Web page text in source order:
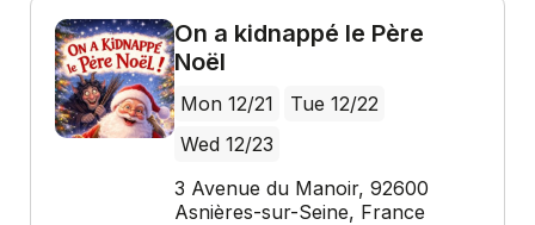
On a kidnappé le Père
Noël
Mon 12/21
Tue 12/22
Wed 12/23
3 Avenue du Manoir, 92600
Asnières-sur-Seine, France